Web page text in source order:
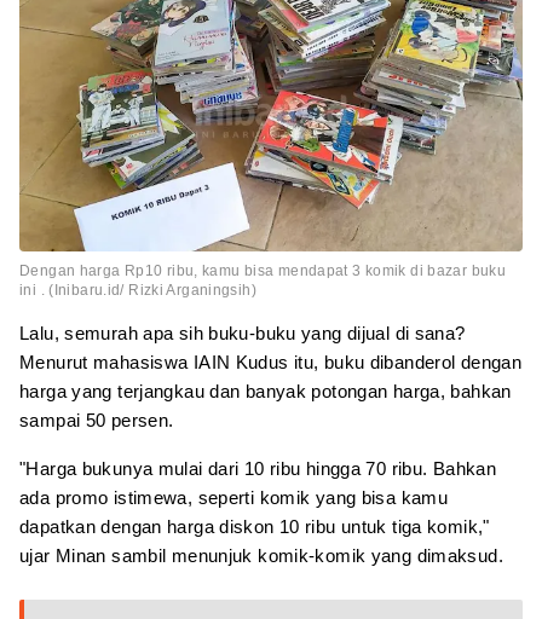
Dengan harga Rp10 ribu, kamu bisa mendapat 3 komik di bazar buku
ini . (Inibaru.id/ Rizki Arganingsih)
Lalu, semurah apa sih buku-buku yang dijual di sana?
Menurut mahasiswa IAIN Kudus itu, buku dibanderol dengan
harga yang terjangkau dan banyak potongan harga, bahkan
sampai 50 persen.
"Harga bukunya mulai dari 10 ribu hingga 70 ribu. Bahkan
ada promo istimewa, seperti komik yang bisa kamu
dapatkan dengan harga diskon 10 ribu untuk tiga komik,"
ujar Minan sambil menunjuk komik-komik yang dimaksud.